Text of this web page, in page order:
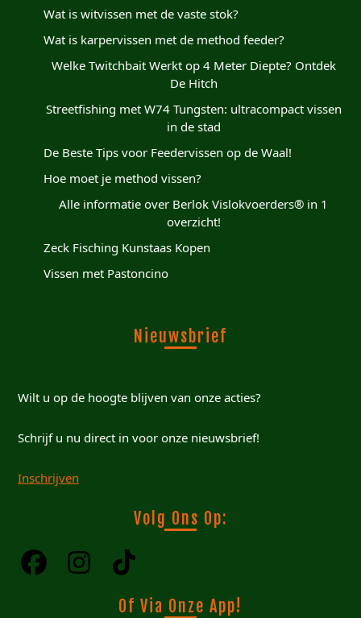
Wat is witvissen met de vaste stok?
Wat is karpervissen met de method feeder?
Welke Twitchbait Werkt op 4 Meter Diepte? Ontdek
De Hitch
Streetfishing met W74 Tungsten: ultracompact vissen
in de stad
De Beste Tips voor Feedervissen op de Waal!
Hoe moet je method vissen?
Alle informatie over Berlok Vislokvoerders® in 1
overzicht!
Zeck Fisching Kunstaas Kopen
Vissen met Pastoncino
Nieuwsbrief
Wilt u op de hoogte blijven van onze acties?
Schrijf u nu direct in voor onze nieuwsbrief!
Inschrijven
Volg Ons Op:
Of Via Onze App!